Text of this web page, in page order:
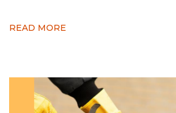
READ MORE